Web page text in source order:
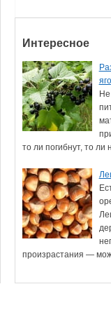
Интересное
Не
то ли погибнут, то ли
произрастания —